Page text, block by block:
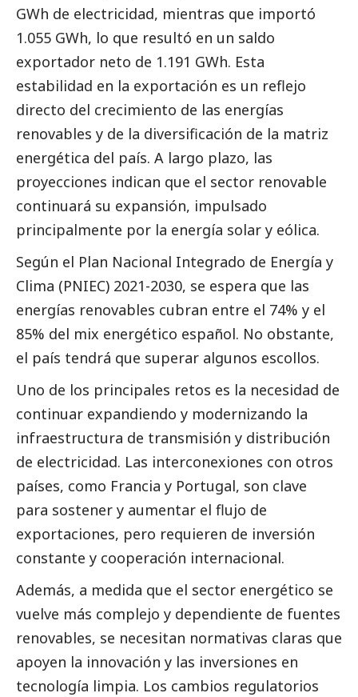
GWh de electricidad, mientras que importó
1.055 GWh, lo que resultó en un saldo
exportador neto de 1.191 GWh. Esta
estabilidad en la exportación es un reflejo
directo del crecimiento de las energías
renovables y de la diversificación de la matriz
energética del país. A largo plazo, las
proyecciones indican que el sector renovable
continuará su expansión, impulsado
principalmente por la energía solar y eólica.
Según el Plan Nacional Integrado de Energía y
Clima (PNIEC) 2021-2030, se espera que las
energías renovables cubran entre el 74% y el
85% del mix energético español. No obstante,
el país tendrá que superar algunos escollos.
Uno de los principales retos es la necesidad de
continuar expandiendo y modernizando la
infraestructura de transmisión y distribución
de electricidad. Las interconexiones con otros
países, como Francia y Portugal, son clave
para sostener y aumentar el flujo de
exportaciones, pero requieren de inversión
constante y cooperación internacional.
Además, a medida que el sector energético se
vuelve más complejo y dependiente de fuentes
renovables, se necesitan normativas claras que
apoyen la innovación y las inversiones en
tecnología limpia. Los cambios regulatorios